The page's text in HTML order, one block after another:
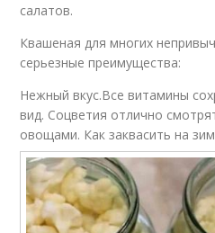
салатов.
Квашеная для многих
серьезные преимущества:
Нежный вкус.Все витамины
вид. Соцветия отлично
овощами. Как заквасить на